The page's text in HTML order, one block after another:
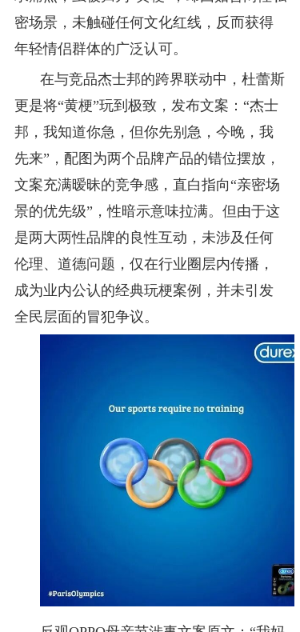
密场景，未触碰任何文化红线，反而获得
年轻情侣群体的广泛认可。
在与竞品杰士邦的跨界联动中，杜蕾斯
更是将“黄梗”玩到极致，发布文案：“杰士
邦，我知道你急，但你先别急，今晚，我
先来”，配图为两个品牌产品的错位摆放，
文案充满暧昧的竞争感，直白指向“亲密场
景的优先级”，性暗示意味拉满。但由于这
是两大两性品牌的良性互动，未涉及任何
伦理、道德问题，仅在行业圈层内传播，
成为业内公认的经典玩梗案例，并未引发
全民层面的冒犯争议。